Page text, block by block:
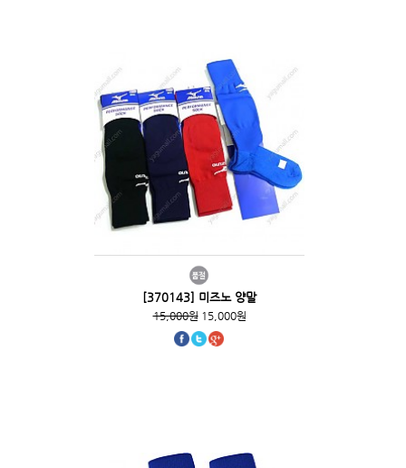
[370143] 미즈노 양말
15,000원15,000원